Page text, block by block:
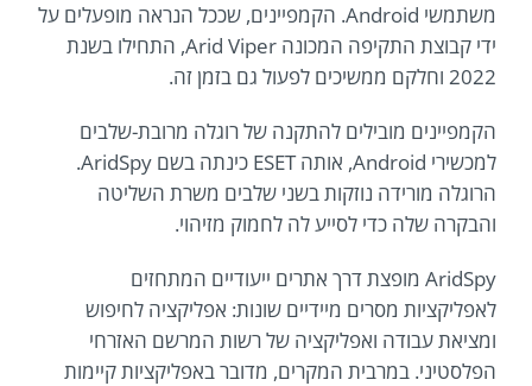
משתמשי Android. הקמפיינים, שככל הנראה מופעלים על
ידי קבוצת התקיפה המכונה Arid Viper, התחילו בשנת
2022 וחלקם ממשיכים לפעול גם בזמן זה.
הקמפיינים מובילים להתקנה של רוגלה מרובת-שלבים
למכשירי Android, אותה ESET כינתה בשם AridSpy.
הרוגלה מורידה נוזקות בשני שלבים משרת השליטה
והבקרה שלה כדי לסייע לה לחמוק מזיהוי.
AridSpy מופצת דרך אתרים ייעודיים המתחזים
לאפליקציות מסרים מיידיים שונות: אפליקציה לחיפוש
ומציאת עבודה ואפליקציה של רשות המרשם האזרחי
הפלסטיני. במרבית המקרים, מדובר באפליקציות קיימות